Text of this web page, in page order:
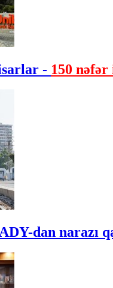
- 150 nəfər
dan narazı